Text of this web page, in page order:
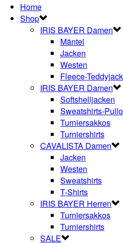
Home
Shop
IRIS BAYER Damen
Mäntel
Jacken
Westen
Fleece-
IRIS BAYER Damen
Softshelljacken
Sweatshirts-
Turniersakkos
Turniershirts
CAVALISTA Damen
Jacken
Westen
Sweatshirts
T-Shirts
IRIS BAYER Herren
Turniersakkos
Turniershirts
SALE